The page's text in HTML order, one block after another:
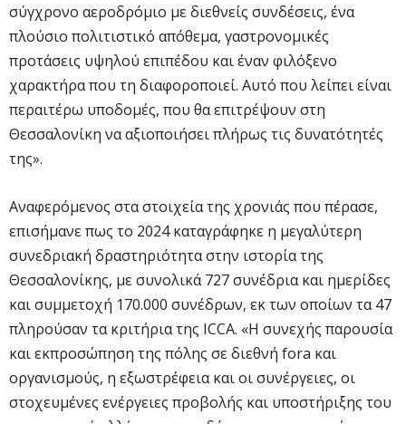
σύγχρονο αεροδρόμιο με διεθνείς συνδέσεις, ένα
πλούσιο πολιτιστικό απόθεμα, γαστρονομικές
προτάσεις υψηλού επιπέδου και έναν φιλόξενο
χαρακτήρα που τη διαφοροποιεί. Αυτό που λείπει είναι
περαιτέρω υποδομές, που θα επιτρέψουν στη
Θεσσαλονίκη να αξιοποιήσει πλήρως τις δυνατότητές
της».
Αναφερόμενος στα στοιχεία της χρονιάς που πέρασε,
επισήμανε πως το 2024 καταγράφηκε η μεγαλύτερη
συνεδριακή δραστηριότητα στην ιστορία της
Θεσσαλονίκης, με συνολικά 727 συνέδρια και ημερίδες
και συμμετοχή 170.000 συνέδρων, εκ των οποίων τα 47
πληρούσαν τα κριτήρια της ICCA. «Η συνεχής παρουσία
και εκπροσώπηση της πόλης σε διεθνή fora και
οργανισμούς, η εξωστρέφεια και οι συνέργειες, οι
στοχευμένες ενέργειες προβολής και υποστήριξης του